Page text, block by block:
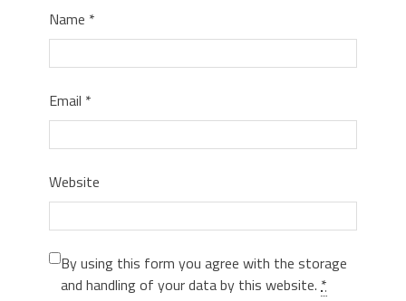
Name *
Email *
Website
By using this form you agree with the storage
and handling of your data by this website. *